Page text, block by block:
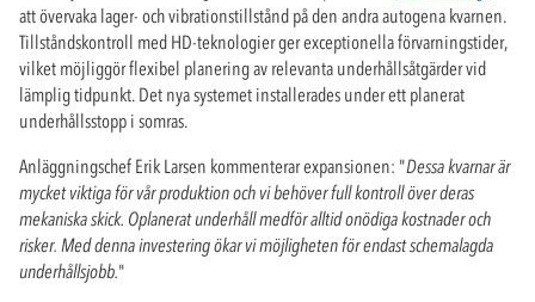
att övervaka lager- och vibrationstillstånd på den andra autogena kvarnen.
Tillståndskontroll med HD-teknologier ger exceptionella förvarningstider,
vilket möjliggör flexibel planering av relevanta underhållsåtgärder vid
lämplig tidpunkt. Det nya systemet installerades under ett planerat
underhållsstopp i somras.
Anläggningschef Erik Larsen kommenterar expansionen: "Dessa kvarnar är
mycket viktiga för vår produktion och vi behöver full kontroll över deras
mekaniska skick. Oplanerat underhåll medför alltid onödiga kostnader och
risker. Med denna investering ökar vi möjligheten för endast schemalagda
underhållsjobb."